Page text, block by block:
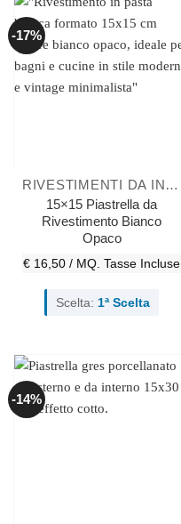
-17%
RIVESTIMENTI DA INTERNO
15×15 Piastrella da
Rivestimento Bianco
Opaco
€ 16,50 / MQ. Tasse Incluse
Scelta: 1ª Scelta
-14%